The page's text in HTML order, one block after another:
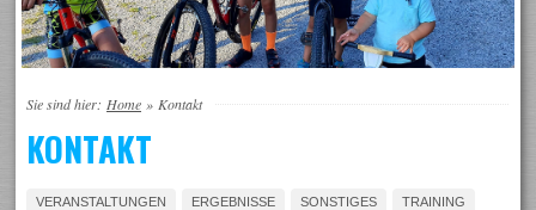
Sie sind hier: Home » Kontakt
KONTAKT
VERANSTALTUNGEN ERGEBNISSE SONSTIGES TRAINING